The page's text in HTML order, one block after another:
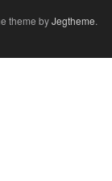
theme byJegtheme.